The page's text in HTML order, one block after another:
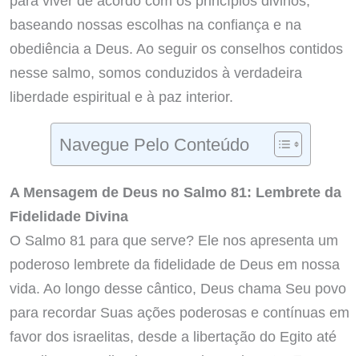
baseando nossas escolhas na confiança e na
obediência a Deus. Ao seguir os conselhos contidos
nesse salmo, somos conduzidos à verdadeira
liberdade espiritual e à paz interior.
Navegue Pelo Conteúdo
A Mensagem de Deus no Salmo 81: Lembrete da
Fidelidade Divina
O Salmo 81 para que serve? Ele nos apresenta um
poderoso lembrete da fidelidade de Deus em nossa
vida. Ao longo desse cântico, Deus chama Seu povo
para recordar Suas ações poderosas e contínuas em
favor dos israelitas, desde a libertação do Egito até